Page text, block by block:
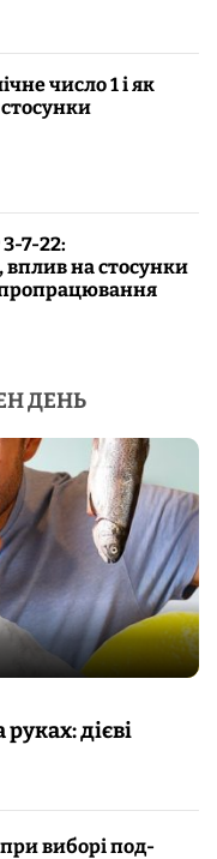
число 1 і як
7-22:
на стосунки
ДЕНЬ
дієві
виборі под-